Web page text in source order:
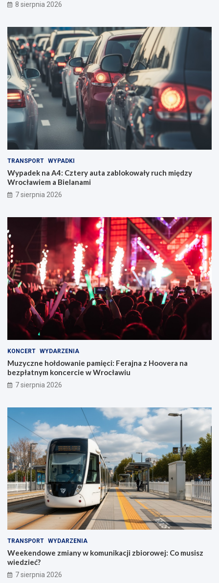
8 sierpnia 2026
TRANSPORT WYPADKI
Wypadek na A4: Cztery auta zablokowały ruch między
Wrocławiem a Bielanami
7 sierpnia 2026
KONCERT WYDARZENIA
Muzyczne hołdowanie pamięci: Ferajna z Hoovera na
bezpłatnym koncercie w Wrocławiu
7 sierpnia 2026
TRANSPORT WYDARZENIA
Weekendowe zmiany w komunikacji zbiorowej: Co musisz
wiedzieć?
7 sierpnia 2026